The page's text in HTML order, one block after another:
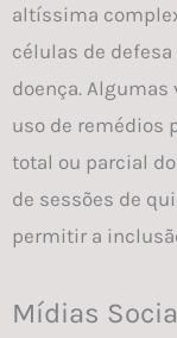
altíssima
células de
doença. Algumas
uso de remédios
total ou parcial
de sessões de
permitir a
Mídias